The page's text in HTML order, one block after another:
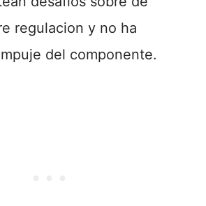
regulacion y no ha
del componente.